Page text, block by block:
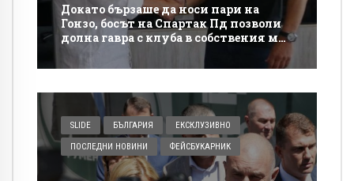
Докато бързаше да носи пари на
Гонзо, босът на Спартак Пд позволи
долна гавра с клуба в собствения му
сайт
SLIDE БЪЛГАРИЯ ЕКСКЛУЗИВНО
ПОСЛЕДНИ НОВИНИ ФЕЙСБУКАРНИК